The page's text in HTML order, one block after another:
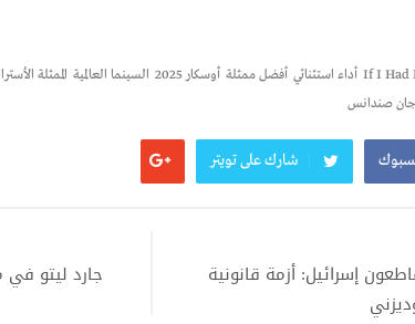
If I Had أداء استثنائي أفضل ممثلة أوسكار 2025 السينما العالمية الممثلة
صندانس
شارك على تويتر
إسرائيل: أزمة قانونية
جارد ليتو